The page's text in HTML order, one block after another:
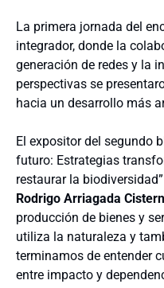
La primera jornada del
integrador, donde la
generación de redes y la
perspectivas se
hacia un desarrollo más
El expositor del segundo
futuro: Estrategias
restaurar la
Rodrigo Arriagada
producción de bienes y
utiliza la naturaleza y
terminamos de entender
entre impacto y